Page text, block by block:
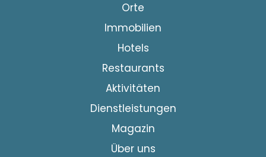
Orte
Immobilien
Hotels
Restaurants
Aktivitäten
Dienstleistungen
Magazin
Über uns